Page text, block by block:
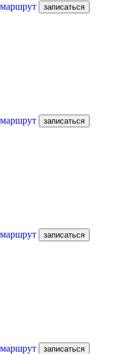
записаться
записаться
записаться
записаться